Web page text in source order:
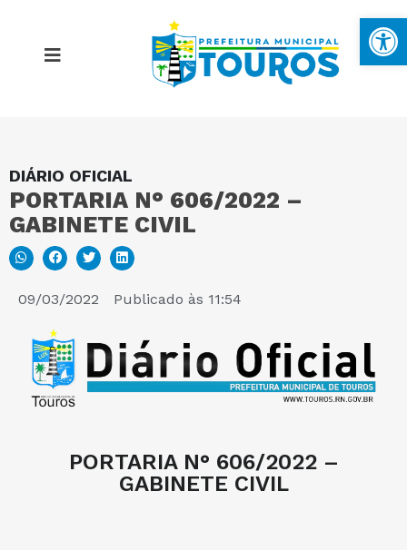
DIÁRIO OFICIAL
PORTARIA N° 606/2022 –
GABINETE CIVIL
09/03/2022 Publicado às 11:54
PORTARIA N° 606/2022 –
GABINETE CIVIL
MAPA DO SITE
PORTAL DA TRANSPARÊNCIA
E-SIC
PERGUNTAS FREQUENTES